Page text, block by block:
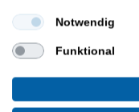
oder Lachs
ist ein fängiger
Norwegen konnten
Meerforellenköder
Notwendig
Funktional